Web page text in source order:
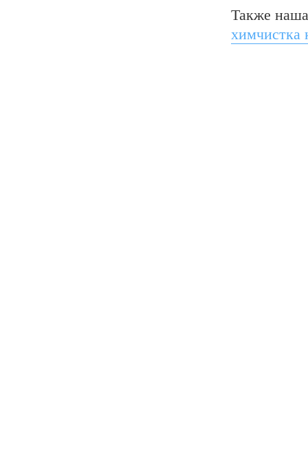
Также
химчистка